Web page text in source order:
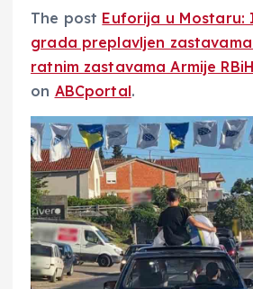
The post Euforija u Mostaru:
grada preplavljen
ratnim zastavama Armije RBiH
on ABCportal.